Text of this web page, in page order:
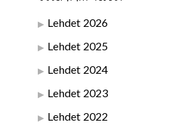
Lehdet 2026
Lehdet 2025
Lehdet 2024
Lehdet 2023
Lehdet 2022